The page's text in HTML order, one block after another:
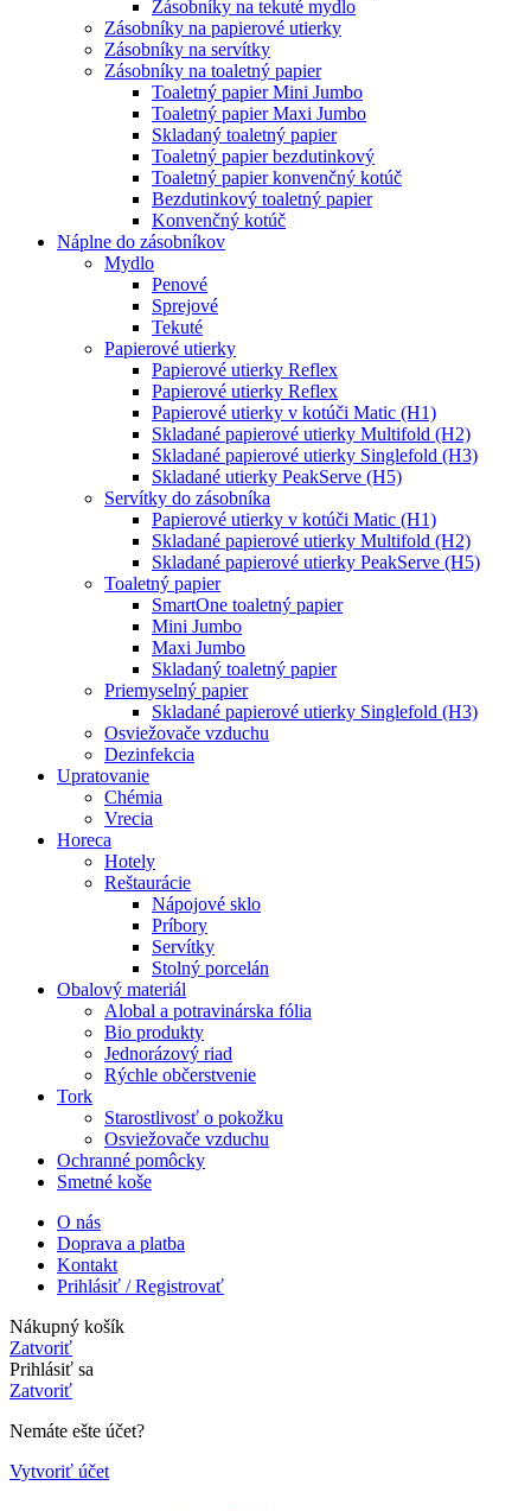
Zásobníky na tekuté mydlo
Zásobníky na papierové utierky
Zásobníky na servítky
Zásobníky na toaletný papier
Toaletný papier Mini Jumbo
Toaletný papier Maxi Jumbo
Skladaný toaletný papier
Toaletný papier bezdutinkový
Toaletný papier konvenčný kotúč
Bezdutinkový toaletný papier
Konvenčný kotúč
Náplne do zásobníkov
Mydlo
Penové
Sprejové
Tekuté
Papierové utierky
Papierové utierky Reflex
Papierové utierky Reflex
Papierové utierky v kotúči Matic (H1)
Skladané papierové utierky Multifold (H2)
Skladané papierové utierky Singlefold (H3)
Skladané utierky PeakServe (H5)
Servítky do zásobníka
Papierové utierky v kotúči Matic (H1)
Skladané papierové utierky Multifold (H2)
Skladané papierové utierky PeakServe (H5)
Toaletný papier
SmartOne toaletný papier
Mini Jumbo
Maxi Jumbo
Skladaný toaletný papier
Priemyselný papier
Skladané papierové utierky Singlefold (H3)
Osviežovače vzduchu
Dezinfekcia
Upratovanie
Chémia
Vrecia
Horeca
Hotely
Reštaurácie
Nápojové sklo
Príbory
Servítky
Stolný porcelán
Obalový materiál
Alobal a potravinárska fólia
Bio produkty
Jednorázový riad
Rýchle občerstvenie
Tork
Starostlivosť o pokožku
Osviežovače vzduchu
Ochranné pomôcky
Smetné koše
O nás
Doprava a platba
Kontakt
Prihlásiť / Registrovať
Nákupný košík
Zatvoriť
Prihlásiť sa
Zatvoriť
Nemáte ešte účet?
Vytvoriť účet